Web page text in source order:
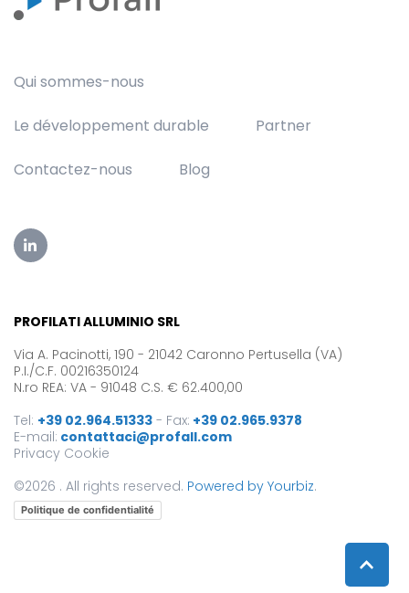
Qui sommes-nous
Le développement durable Partner
Contactez-nous Blog
PROFILATI ALLUMINIO SRL
Via A. Pacinotti, 190 - 21042 Caronno Pertusella (VA)
P.I./C.F. 00216350124
N.ro REA: VA - 91048 C.S. € 62.400,00
Tel: +39 02.964.51333 - Fax: +39 02.965.9378
E-mail: contattaci@profall.com
Privacy Cookie
©2026 . All rights reserved. Powered by Yourbiz.
Politique de confidentialité